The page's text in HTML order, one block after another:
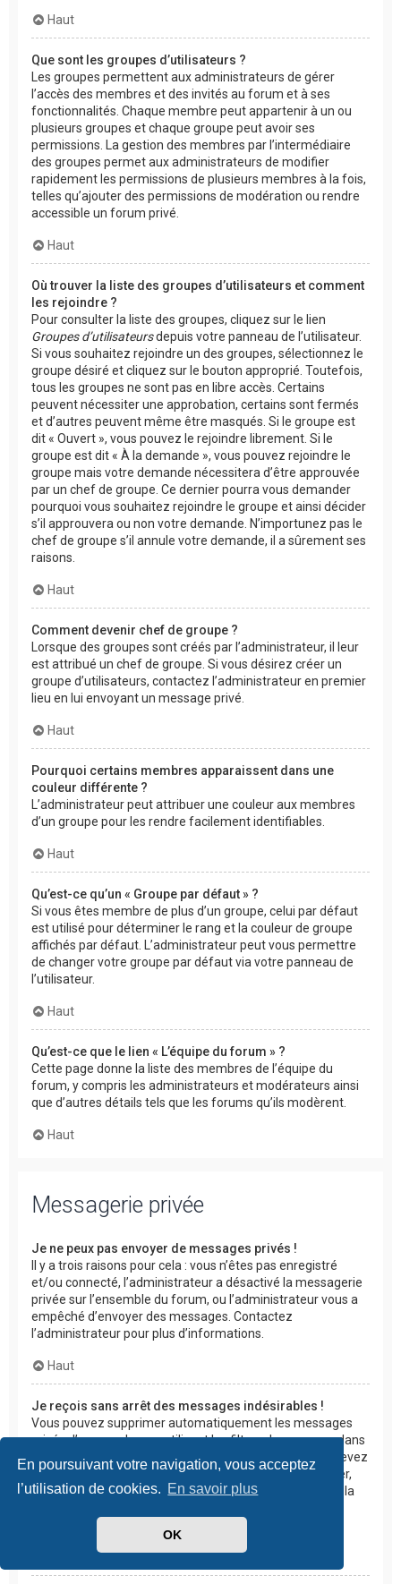
En poursuivant votre navigation, vous acceptez
l’utilisation de cookies. En savoir plus
OK
Haut
Que sont les groupes d’utilisateurs ?
Les groupes permettent aux administrateurs de gérer
l’accès des membres et des invités au forum et à ses
fonctionnalités. Chaque membre peut appartenir à un ou
plusieurs groupes et chaque groupe peut avoir ses
permissions. La gestion des membres par l’intermédiaire
des groupes permet aux administrateurs de modifier
rapidement les permissions de plusieurs membres à la fois,
telles qu’ajouter des permissions de modération ou rendre
accessible un forum privé.
Haut
Où trouver la liste des groupes d’utilisateurs et comment
les rejoindre ?
Pour consulter la liste des groupes, cliquez sur le lien
Groupes d’utilisateursdepuis votre panneau de l’utilisateur.
Si vous souhaitez rejoindre un des groupes, sélectionnez le
groupe désiré et cliquez sur le bouton approprié. Toutefois,
tous les groupes ne sont pas en libre accès. Certains
peuvent nécessiter une approbation, certains sont fermés
et d’autres peuvent même être masqués. Si le groupe est
dit « Ouvert », vous pouvez le rejoindre librement. Si le
groupe est dit « À la demande », vous pouvez rejoindre le
groupe mais votre demande nécessitera d’être approuvée
par un chef de groupe. Ce dernier pourra vous demander
pourquoi vous souhaitez rejoindre le groupe et ainsi décider
s’il approuvera ou non votre demande. N’importunez pas le
chef de groupe s’il annule votre demande, il a sûrement ses
raisons.
Haut
Comment devenir chef de groupe ?
Lorsque des groupes sont créés par l’administrateur, il leur
est attribué un chef de groupe. Si vous désirez créer un
groupe d’utilisateurs, contactez l’administrateur en premier
lieu en lui envoyant un message privé.
Haut
Pourquoi certains membres apparaissent dans une
couleur différente ?
L’administrateur peut attribuer une couleur aux membres
d’un groupe pour les rendre facilement identifiables.
Haut
Qu’est-ce qu’un « Groupe par défaut » ?
Si vous êtes membre de plus d’un groupe, celui par défaut
est utilisé pour déterminer le rang et la couleur de groupe
affichés par défaut. L’administrateur peut vous permettre
de changer votre groupe par défaut via votre panneau de
l’utilisateur.
Haut
Qu’est-ce que le lien « L’équipe du forum » ?
Cette page donne la liste des membres de l’équipe du
forum, y compris les administrateurs et modérateurs ainsi
que d’autres détails tels que les forums qu’ils modèrent.
Haut
Messagerie privée
Je ne peux pas envoyer de messages privés !
Il y a trois raisons pour cela : vous n’êtes pas enregistré
et/ou connecté, l’administrateur a désactivé la messagerie
privée sur l’ensemble du forum, ou l’administrateur vous a
empêché d’envoyer des messages. Contactez
l’administrateur pour plus d’informations.
Haut
Je reçois sans arrêt des messages indésirables !
Vous pouvez supprimer automatiquement les messages
privés d’un membre en utilisant les filtres de message dans
les paramètres de votre messagerie privée. Si vous recevez
des messages privés abusifs d’un membre en particulier,
rapportez les messages aux modérateurs. Ce dernier a la
d’envoyer des messages privés.